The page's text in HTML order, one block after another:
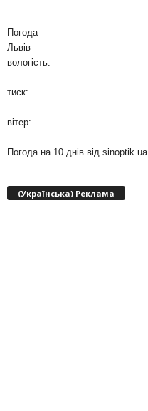
Погода
Львів
вологість:
тиск:
вітер:
Погода на 10 днів від sinoptik.ua
(Українська) Реклама